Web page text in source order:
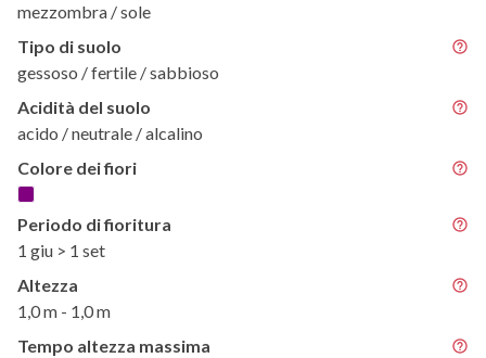
mezzombra / sole
Tipo di suolo
gessoso / fertile / sabbioso
Acidità del suolo
acido / neutrale / alcalino
Colore dei fiori
Periodo di fioritura
1 giu > 1 set
Altezza
1,0 m - 1,0 m
Tempo altezza massima